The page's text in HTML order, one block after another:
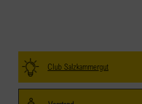
Club Salzkammergut